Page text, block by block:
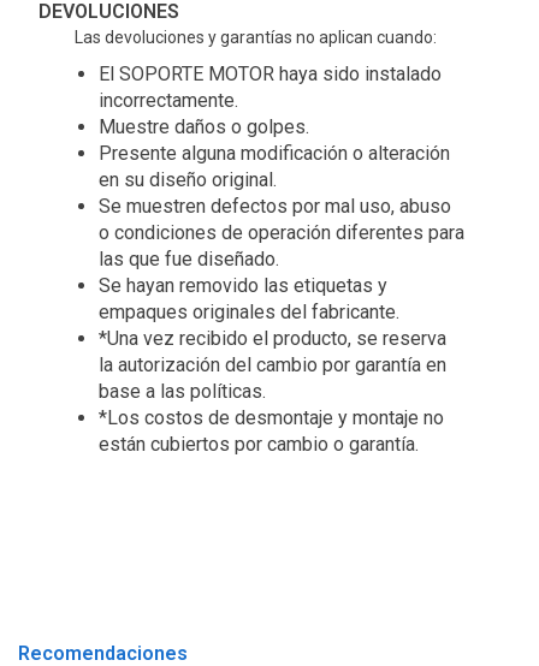
DEVOLUCIONES
Las devoluciones y garantías no aplican cuando:
El SOPORTE MOTOR haya sido instalado
incorrectamente.
Muestre daños o golpes.
Presente alguna modificación o alteración
en su diseño original.
Se muestren defectos por mal uso, abuso
o condiciones de operación diferentes para
las que fue diseñado.
Se hayan removido las etiquetas y
empaques originales del fabricante.
*Una vez recibido el producto, se reserva
la autorización del cambio por garantía en
base a las políticas.
*Los costos de desmontaje y montaje no
están cubiertos por cambio o garantía.
Recomendaciones